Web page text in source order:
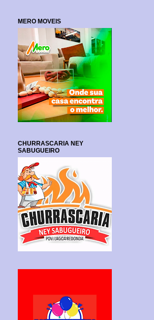
MERO MOVEIS
CHURRASCARIA NEY
SABUGUEIRO